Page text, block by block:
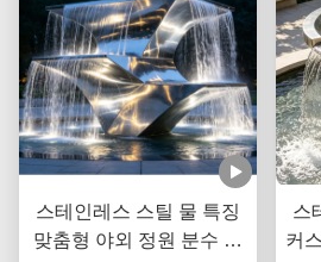
스테인레스 스틸 물 특징
맞춤형 야외 정원 분수 조
스
커